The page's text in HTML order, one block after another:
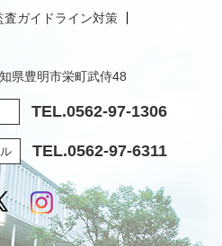
査ガイドライン対策
県豊明市栄町武侍48
TEL.0562-97-1306
TEL.0562-97-6311